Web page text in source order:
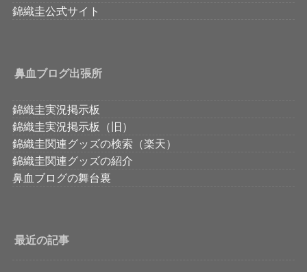
錦織圭公式サイト
鼻血ブログ出張所
錦織圭実況掲示板
錦織圭実況掲示板（旧）
錦織圭関連グッズの検索（楽天）
錦織圭関連グッズの紹介
鼻血ブログの舞台裏
最近の記事